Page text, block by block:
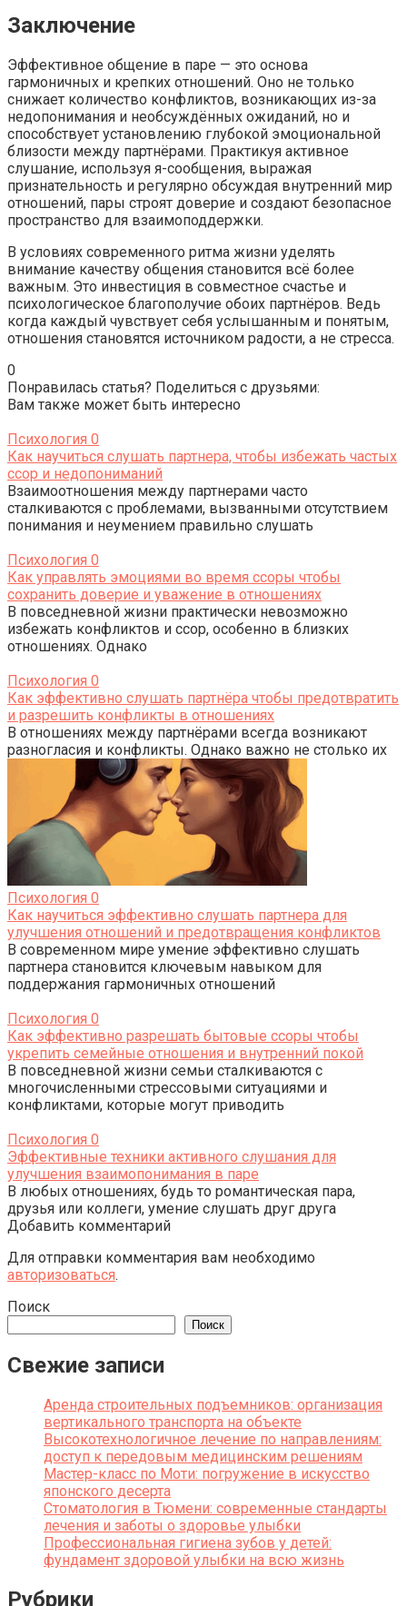
Заключение
Эффективное общение в паре — это основа
гармоничных и крепких отношений. Оно не только
снижает количество конфликтов, возникающих из-за
недопонимания и необсуждённых ожиданий, но и
способствует установлению глубокой эмоциональной
близости между партнёрами. Практикуя активное
слушание, используя я-сообщения, выражая
признательность и регулярно обсуждая внутренний мир
отношений, пары строят доверие и создают безопасное
пространство для взаимоподдержки.
В условиях современного ритма жизни уделять
внимание качеству общения становится всё более
важным. Это инвестиция в совместное счастье и
психологическое благополучие обоих партнёров. Ведь
когда каждый чувствует себя услышанным и понятым,
отношения становятся источником радости, а не стресса.
0
Понравилась статья? Поделиться с друзьями:
Вам также может быть интересно
Психология 0
Как научиться слушать партнера, чтобы избежать частых
ссор и недопониманий
Взаимоотношения между партнерами часто
сталкиваются с проблемами, вызванными отсутствием
понимания и неумением правильно слушать
Психология 0
Как управлять эмоциями во время ссоры чтобы
сохранить доверие и уважение в отношениях
В повседневной жизни практически невозможно
избежать конфликтов и ссор, особенно в близких
отношениях. Однако
Психология 0
Как эффективно слушать партнёра чтобы предотвратить
и разрешить конфликты в отношениях
В отношениях между партнёрами всегда возникают
разногласия и конфликты. Однако важно не столько их
Психология 0
Как научиться эффективно слушать партнера для
улучшения отношений и предотвращения конфликтов
В современном мире умение эффективно слушать
партнера становится ключевым навыком для
поддержания гармоничных отношений
Психология 0
Как эффективно разрешать бытовые ссоры чтобы
укрепить семейные отношения и внутренний покой
В повседневной жизни семьи сталкиваются с
многочисленными стрессовыми ситуациями и
конфликтами, которые могут приводить
Психология 0
Эффективные техники активного слушания для
улучшения взаимопонимания в паре
В любых отношениях, будь то романтическая пара,
друзья или коллеги, умение слушать друг друга
Добавить комментарий
Для отправки комментария вам необходимо
авторизоваться.
Поиск
Поиск
Свежие записи
Аренда строительных подъемников: организация
вертикального транспорта на объекте
Высокотехнологичное лечение по направлениям:
доступ к передовым медицинским решениям
Мастер-класс по Моти: погружение в искусство
японского десерта
Стоматология в Тюмени: современные стандарты
лечения и заботы о здоровье улыбки
Профессиональная гигиена зубов у детей:
фундамент здоровой улыбки на всю жизнь
Рубрики